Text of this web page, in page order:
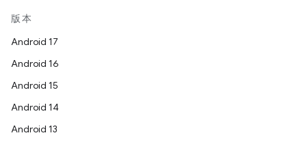
版本
Android 17
Android 16
Android 15
Android 14
Android 13